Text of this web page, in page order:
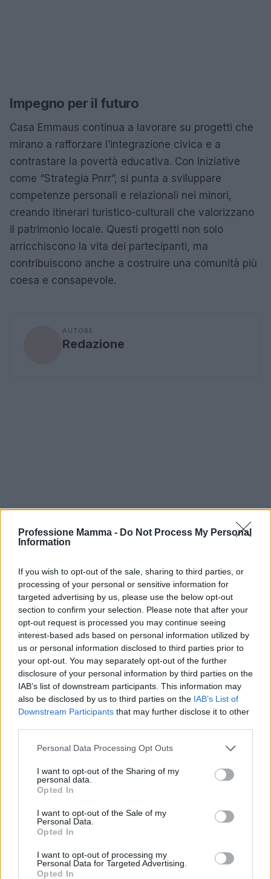
Professione Mamma - Do Not Process My Personal
Information
If you wish to opt-out of the sale, sharing to third parties, or
processing of your personal or sensitive information for
targeted advertising by us, please use the below opt-out
section to confirm your selection. Please note that after your
opt-out request is processed you may continue seeing
interest-based ads based on personal information utilized by
us or personal information disclosed to third parties prior to
your opt-out. You may separately opt-out of the further
disclosure of your personal information by third parties on the
IAB’s list of downstream participants. This information may
also be disclosed by us to third parties on the IAB’s List of
Downstream Participants that may further disclose it to other
Please note that this website/app uses one or more Google
not limited to your visit or usage behaviour. You may click to
grant or deny consent to Google and its third-party tags to
use your data for below specified purposes in below Google
consent section.
Personal Data Processing Opt Outs
I want to opt-out of the Sharing of my
personal data.
Opted In
I want to opt-out of the Sale of my
Personal Data.
Opted In
I want to opt-out of processing my
Personal Data for Targeted Advertising.
Opted In
Impegno per il futuro
Casa Emmaus continua a lavorare su progetti che
mirano a rafforzare l’integrazione civica e a
contrastare la povertà educativa. Con iniziative
come “Strategia Pnrr”, si punta a sviluppare
competenze personali e relazionali nei minori,
creando itinerari turistico-culturali che valorizzano
il patrimonio locale. Questi progetti non solo
arricchiscono la vita dei partecipanti, ma
contribuiscono anche a costruire una comunità più
coesa e consapevole.
AUTORE
Redazione
Continua a leggere
NEWS E ATTUALITÀ
ICA Milano presenta mostre, concerti e letture per
l’autunno 2026